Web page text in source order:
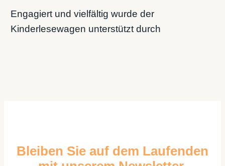
Engagiert und vielfältig wurde der
Kinderlesewagen unterstützt durch
Bleiben Sie auf dem Laufenden